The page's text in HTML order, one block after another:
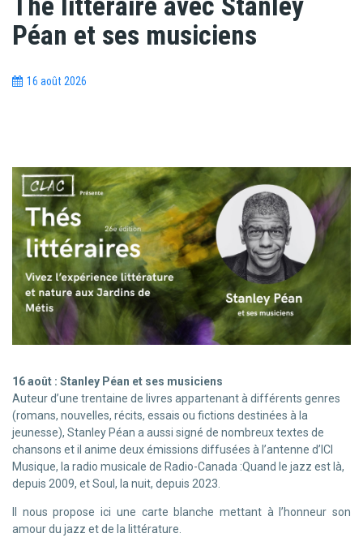
Péan et ses musiciens
16 août 2026
16 août : Stanley Péan et ses musiciens
Auteur d’une trentaine de livres appartenant à différents genres
(romans, nouvelles, récits, essais ou fictions destinées à la
jeunesse), Stanley Péan a aussi signé de nombreux textes de
chansons et il anime deux émissions diffusées à l’antenne d’ICI
Musique, la radio musicale de Radio-Canada :Quand le jazz est là,
depuis 2009, et Soul, la nuit, depuis 2023.
Il nous propose ici une carte blanche mettant à l’honneur son
amour du jazz et de la littérature.